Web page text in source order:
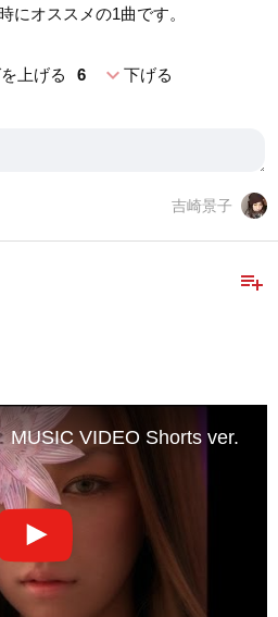
にオススメの1曲です。
上げる 6 expand_more下げる
吉崎景子
playlist_add
MUSIC VIDEO Shorts ver.